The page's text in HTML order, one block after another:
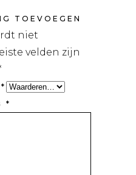
TOEVOEGEN
niet
velden zijn
*
*